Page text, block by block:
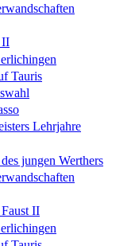
II
Tauris
Lehrjahre
jungen Werthers
II